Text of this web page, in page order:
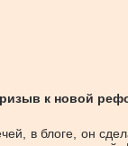
к новой
в блоге, он